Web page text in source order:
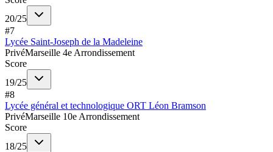
20/25
#7
Lycée Saint-Joseph de la Madeleine
PrivéMarseille 4e Arrondissement
Score
19/25
#8
Lycée général et technologique ORT Léon Bramson
PrivéMarseille 10e Arrondissement
Score
18/25